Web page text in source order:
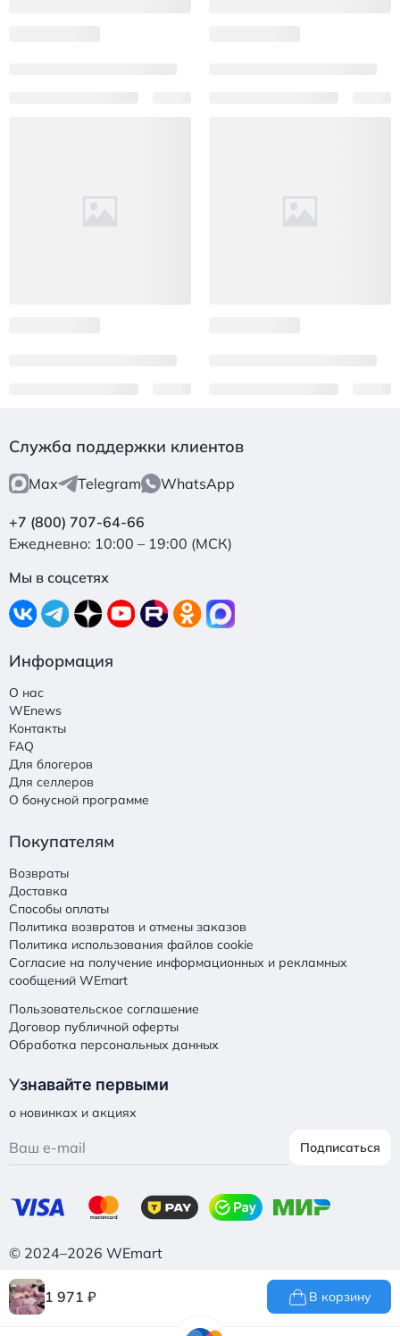
1 971 ₽ В корзину
Служба поддержки клиентов
Max Telegram WhatsApp
+7 (800) 707-64-66
Ежедневно: 10:00 – 19:00 (МСК)
Мы в соцсетях
Информация
О нас
WEnews
Контакты
FAQ
Для блогеров
Для селлеров
О бонусной программе
Покупателям
Возвраты
Доставка
Способы оплаты
Политика возвратов и отмены заказов
Политика использования файлов cookie
Согласие на получение информационных и рекламных
сообщений WEmart
Пользовательское соглашение
Договор публичной оферты
Обработка персональных данных
Узнавайте первыми
о новинках и акциях
Подписаться
© 2024–2026 WEmart